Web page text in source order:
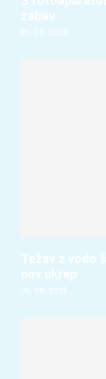
zabav
06. 08. 2026
Težav z vodo
nov ukrep
06. 08. 2026